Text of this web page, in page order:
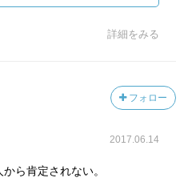
と、終わり方だけでその出来
がしっかりしているなら、他
と関わる回数を増やすことが
詳細をみる
フォロー
2017.06.14
ら肯定されない。